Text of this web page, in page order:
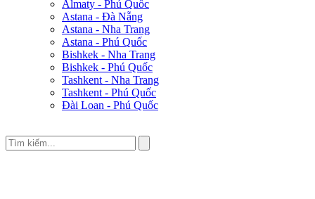
Almaty - Phú Quốc
Astana - Đà Nẵng
Astana - Nha Trang
Astana - Phú Quốc
Bishkek - Nha Trang
Bishkek - Phú Quốc
Tashkent - Nha Trang
Tashkent - Phú Quốc
Đài Loan - Phú Quốc